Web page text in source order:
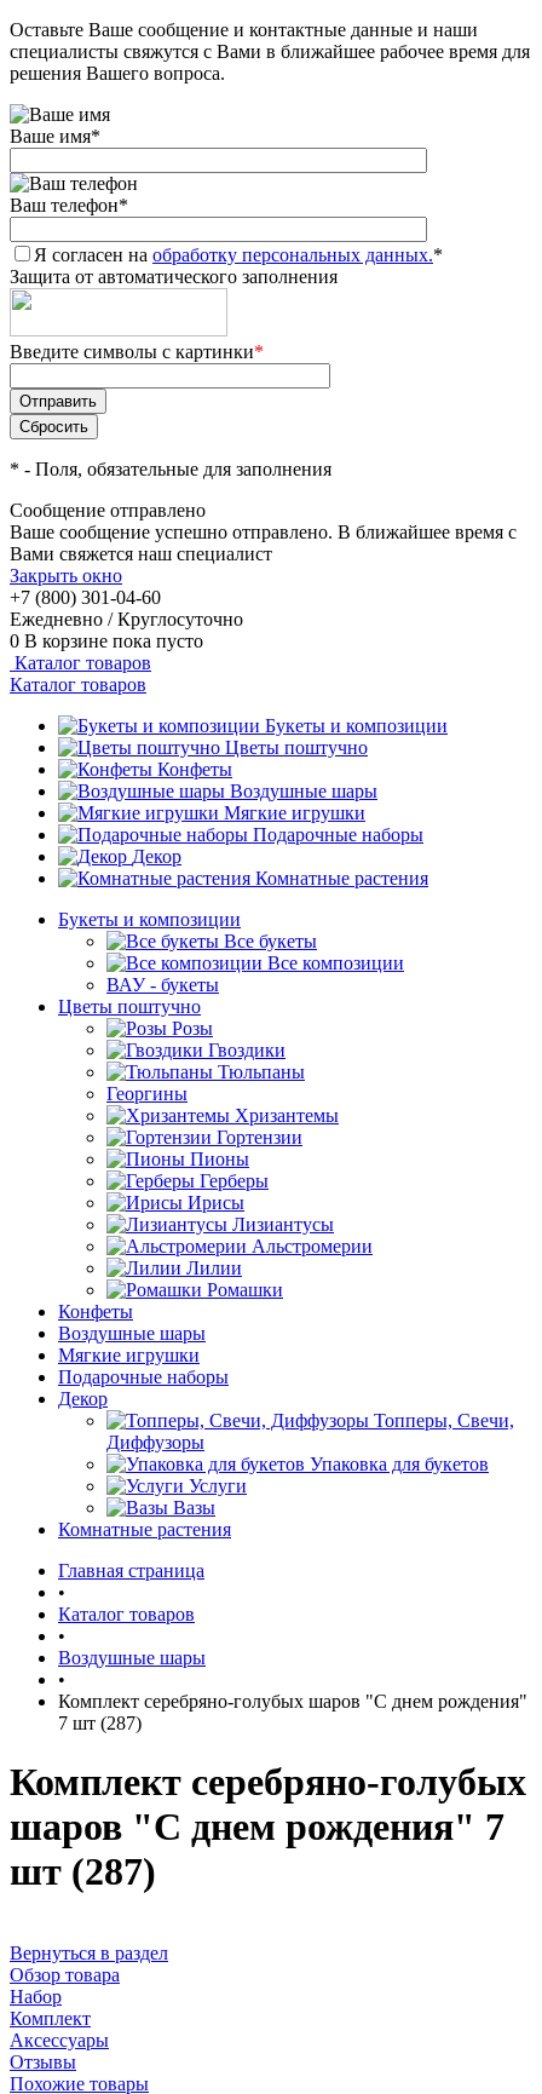
Оставьте Ваше сообщение и контактные данные и наши
специалисты свяжутся с Вами в ближайшее рабочее время для
решения Вашего вопроса.
Ваше имя*
Ваш телефон*
Я согласен на обработку персональных данных.*
Защита от автоматического заполнения
Введите символы с картинки*
* - Поля, обязательные для заполнения
Сообщение отправлено
Ваше сообщение успешно отправлено. В ближайшее время с
Вами свяжется наш специалист
Закрыть окно
+7 (800) 301-04-60
Ежедневно / Круглосуточно
0 В корзине пока пусто
Каталог товаров
Каталог товаров
Букеты и композиции
Цветы поштучно
Конфеты
Воздушные шары
Мягкие игрушки
Подарочные наборы
Декор
Комнатные растения
Букеты и композиции
Все букеты
Все композиции
ВАУ - букеты
Цветы поштучно
Розы
Гвоздики
Тюльпаны
Георгины
Хризантемы
Гортензии
Пионы
Герберы
Ирисы
Лизиантусы
Альстромерии
Лилии
Ромашки
Конфеты
Воздушные шары
Мягкие игрушки
Подарочные наборы
Декор
Топперы, Свечи,
Диффузоры
Упаковка для букетов
Услуги
Вазы
Комнатные растения
Главная страница
•
Каталог товаров
•
Воздушные шары
•
Комплект серебряно-голубых шаров "С днем рождения"
7 шт (287)
Комплект серебряно-голубых
шаров "С днем рождения" 7
шт (287)
Вернуться в раздел
Обзор товара
Набор
Комплект
Аксессуары
Отзывы
Похожие товары